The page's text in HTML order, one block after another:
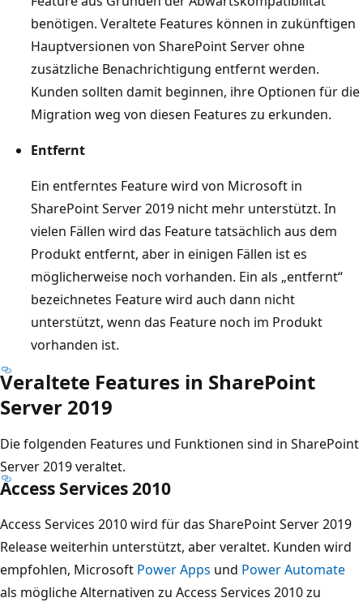
benötigen. Veraltete Features können in zukünftigen
Hauptversionen von SharePoint Server ohne
zusätzliche Benachrichtigung entfernt werden.
Kunden sollten damit beginnen, ihre Optionen für die
Migration weg von diesen Features zu erkunden.
Entfernt
Ein entferntes Feature wird von Microsoft in
SharePoint Server 2019 nicht mehr unterstützt. In
vielen Fällen wird das Feature tatsächlich aus dem
Produkt entfernt, aber in einigen Fällen ist es
möglicherweise noch vorhanden. Ein als „entfernt“
bezeichnetes Feature wird auch dann nicht
unterstützt, wenn das Feature noch im Produkt
vorhanden ist.
Veraltete Features in SharePoint
Server 2019
Die folgenden Features und Funktionen sind in SharePoint
Server 2019 veraltet.
Access Services 2010
Access Services 2010 wird für das SharePoint Server 2019
Release weiterhin unterstützt, aber veraltet. Kunden wird
empfohlen, Microsoft Power Apps und Power Automate
als mögliche Alternativen zu Access Services 2010 zu